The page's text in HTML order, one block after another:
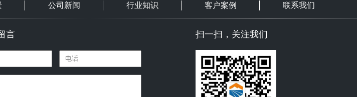
公司新闻 行业知识 客户案例 联系我们
言 扫一扫，关注我们